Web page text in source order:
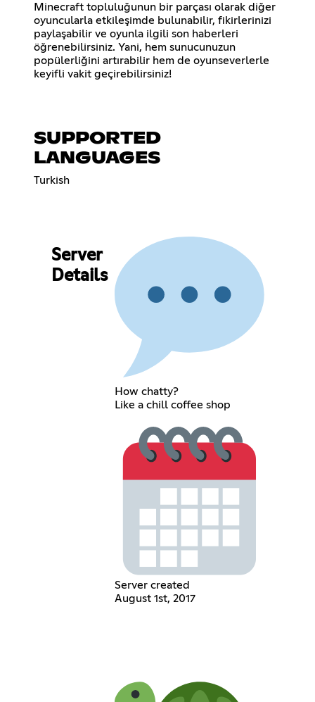
Minecraft topluluğunun bir parçası olarak diğer
oyuncularla etkileşimde bulunabilir, fikirlerinizi
paylaşabilir ve oyunla ilgili son haberleri
öğrenebilirsiniz. Yani, hem sunucunuzun
popülerliğini artırabilir hem de oyunseverlerle
keyifli vakit geçirebilirsiniz!
SUPPORTED
LANGUAGES
Turkish
Server
Details
How chatty?
Like a chill coffee shop
Server created
August 1st, 2017